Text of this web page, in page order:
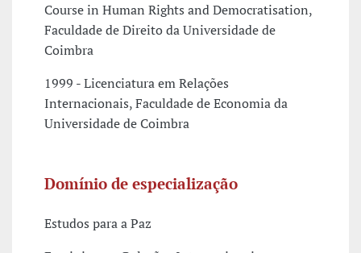
Course in Human Rights and Democratisation,
Faculdade de Direito da Universidade de
Coimbra
1999 - Licenciatura em Relações
Internacionais, Faculdade de Economia da
Universidade de Coimbra
Domínio de especialização
Estudos para a Paz